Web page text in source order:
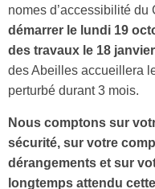
nomes d’accessibilité du
démarrer le lundi 19
des travaux le 18
des Abeilles accueillera
perturbé durant 3 mois.
Nous comptons sur
sécurité, sur votre
dérangements et sur
longtemps attendu